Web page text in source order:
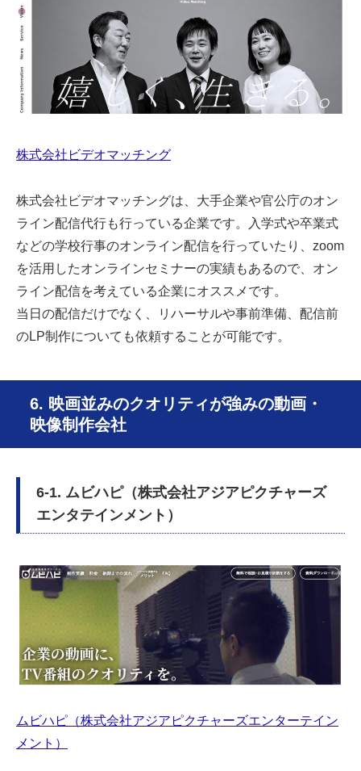
株式会社ビデオマッチング
株式会社ビデオマッチングは、大手企業や官公庁のオン
ライン配信代行も行っている企業です。入学式や卒業式
などの学校行事のオンライン配信を行っていたり、zoom
を活用したオンラインセミナーの実績もあるので、オン
ライン配信を考えている企業にオススメです。
当日の配信だけでなく、リハーサルや事前準備、配信前
のLP制作についても依頼することが可能です。
6. 映画並みのクオリティが強みの動画・
映像制作会社
6-1. ムビハピ（株式会社アジアピクチャーズ
エンタテインメント）
ムビハピ（株式会社アジアピクチャーズエンターテイン
メント）